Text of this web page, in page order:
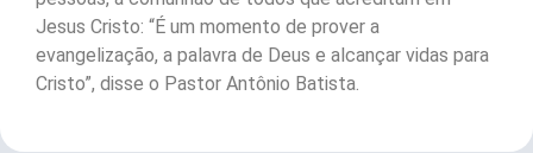
Jesus Cristo: “É um momento de prover a
evangelização, a palavra de Deus e alcançar vidas para
Cristo”, disse o Pastor Antônio Batista.